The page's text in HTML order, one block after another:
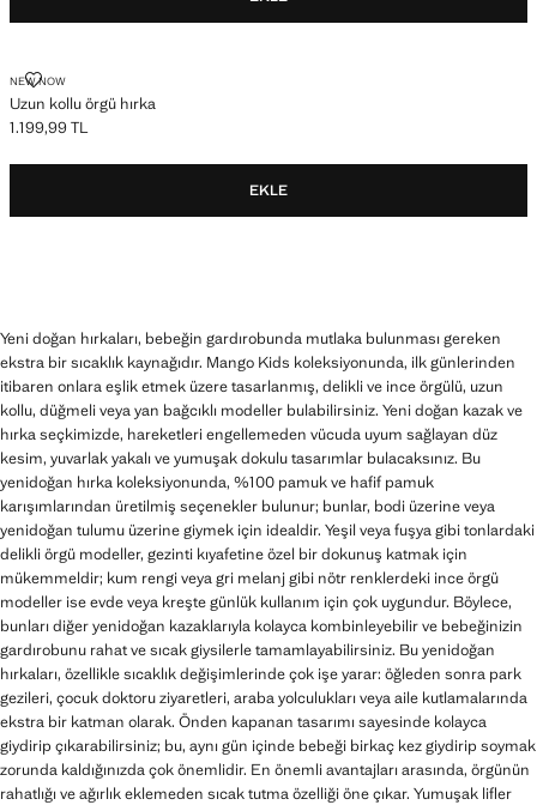
NEW NOW
Uzun kollu örgü hırka
UZUN KOLLU ÖRGÜ HIRKA
Güncel fiyat [1.199,99 TL ]
1.199,99 TL
EKLE
Yeni doğan hırkaları, bebeğin gardırobunda mutlaka bulunması gereken
ekstra bir sıcaklık kaynağıdır. Mango Kids koleksiyonunda, ilk günlerinden
itibaren onlara eşlik etmek üzere tasarlanmış, delikli ve ince örgülü, uzun
kollu, düğmeli veya yan bağcıklı modeller bulabilirsiniz. Yeni doğan kazak ve
hırka seçkimizde, hareketleri engellemeden vücuda uyum sağlayan düz
kesim, yuvarlak yakalı ve yumuşak dokulu tasarımlar bulacaksınız. Bu
yenidoğan hırka koleksiyonunda, %100 pamuk ve hafif pamuk
karışımlarından üretilmiş seçenekler bulunur; bunlar, bodi üzerine veya
yenidoğan tulumu üzerine giymek için idealdir. Yeşil veya fuşya gibi tonlardaki
delikli örgü modeller, gezinti kıyafetine özel bir dokunuş katmak için
mükemmeldir; kum rengi veya gri melanj gibi nötr renklerdeki ince örgü
modeller ise evde veya kreşte günlük kullanım için çok uygundur. Böylece,
bunları diğer yenidoğan kazaklarıyla kolayca kombinleyebilir ve bebeğinizin
gardırobunu rahat ve sıcak giysilerle tamamlayabilirsiniz. Bu yenidoğan
hırkaları, özellikle sıcaklık değişimlerinde çok işe yarar: öğleden sonra park
gezileri, çocuk doktoru ziyaretleri, araba yolculukları veya aile kutlamalarında
ekstra bir katman olarak. Önden kapanan tasarımı sayesinde kolayca
giydirip çıkarabilirsiniz; bu, aynı gün içinde bebeği birkaç kez giydirip soymak
zorunda kaldığınızda çok önemlidir. En önemli avantajları arasında, örgünün
rahatlığı ve ağırlık eklemeden sıcak tutma özelliği öne çıkar. Yumuşak lifler